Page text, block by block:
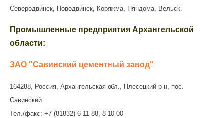
Северодвинск, Новодвинск, Коряжма, Няндома, Вельск.
Промышленные предприятия Архангельской
области:
ЗАО "Савинский цементный завод"
164288, Россия, Архангельская обл., Плесецкий р-н, пос.
Савинский
Тел./факс: +7 (81832) 6-11-88, 8-10-00